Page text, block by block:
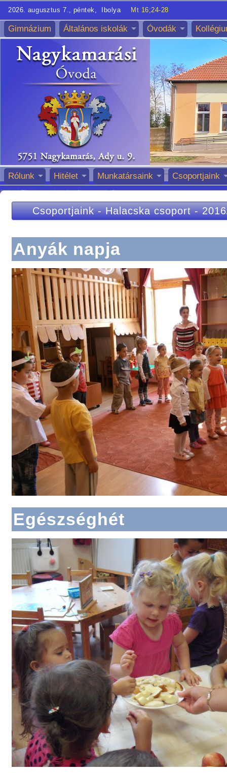
2026. augusztus 7., péntek, Ibolya Mt 16;24-28
Gimnázium Általános iskolák Óvodák
Rólunk Hitélet Munkatársaink Csoportjaink
Csoportjaink-Halacska csoport-
Anyák napja
Egészséghét